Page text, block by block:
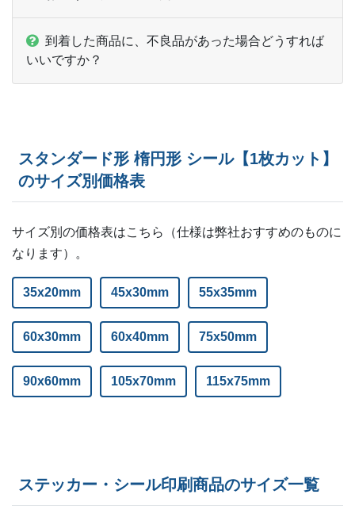
2,500部 ー ¥ 11,264
3,000部 ¥ 11,583
4,000部
4,500部
5,500部
6,000部 ー
6,500部 ー
ー
到着した商品に、不良品があった場合どうすれば
いいですか？
スタンダード形 楕円形 シール【1枚カット】
のサイズ別価格表
サイズ別の価格表はこちら（仕様は弊社おすすめのものに
なります）。
35x20mm 45x30mm 55x35mm
60x30mm 60x40mm 75x50mm
90x60mm 105x70mm 115x75mm
ステッカー・シール印刷商品のサイズ一覧